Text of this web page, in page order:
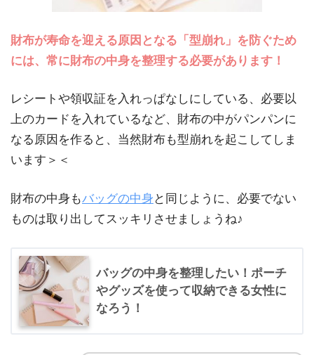
財布が寿命を迎える原因となる「型崩れ」を防ぐため
には、常に財布の中身を整理する必要があります！
レシートや領収証を入れっぱなしにしている、必要以
上のカードを入れているなど、財布の中がパンパンに
なる原因を作ると、当然財布も型崩れを起こしてしま
います＞＜
財布の中身もバッグの中身 と同じように、必要でない
ものは取り出してスッキリさせましょうね♪
バッグの中身を整理したい！ポーチ
やグッズを使って収納できる女性に
なろう！